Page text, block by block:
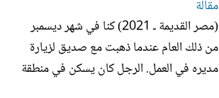
مقالة
(مصر القديمة ـ 2021) كنا في شهر ديسمبر
من ذلك العام عندما ذهبت مع صديق لزيارة
مديره في العمل. الرجل كان يسكن في منطقة